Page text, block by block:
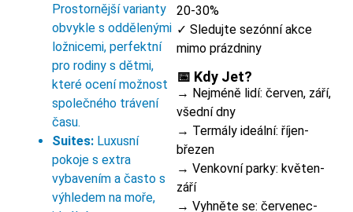
Prostornější varianty
obvykle s oddělenými
ložnicemi, perfektní
pro rodiny s dětmi,
které ocení možnost
společného trávení
času.
Suites: Luxusní
pokoje s extra
vybavením a často s
výhledem na moře,
20-30%
✓ Sledujte sezónní akce
mimo prázdniny
📅 Kdy Jet?
→ Nejméně lidí: červen, září,
všední dny
→ Termály ideální: říjen-
březen
→ Venkovní parky: květen-
září
→ Vyhněte se: červenec-